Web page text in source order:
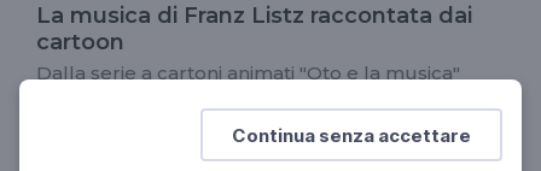
Continua senza accettare
La musica di Franz Listz raccontata dai
cartoon
Dalla serie a cartoni animati "Oto e la musica"
SCUOLA PRIMARIA
SCUOLA SECONDARIA 1°